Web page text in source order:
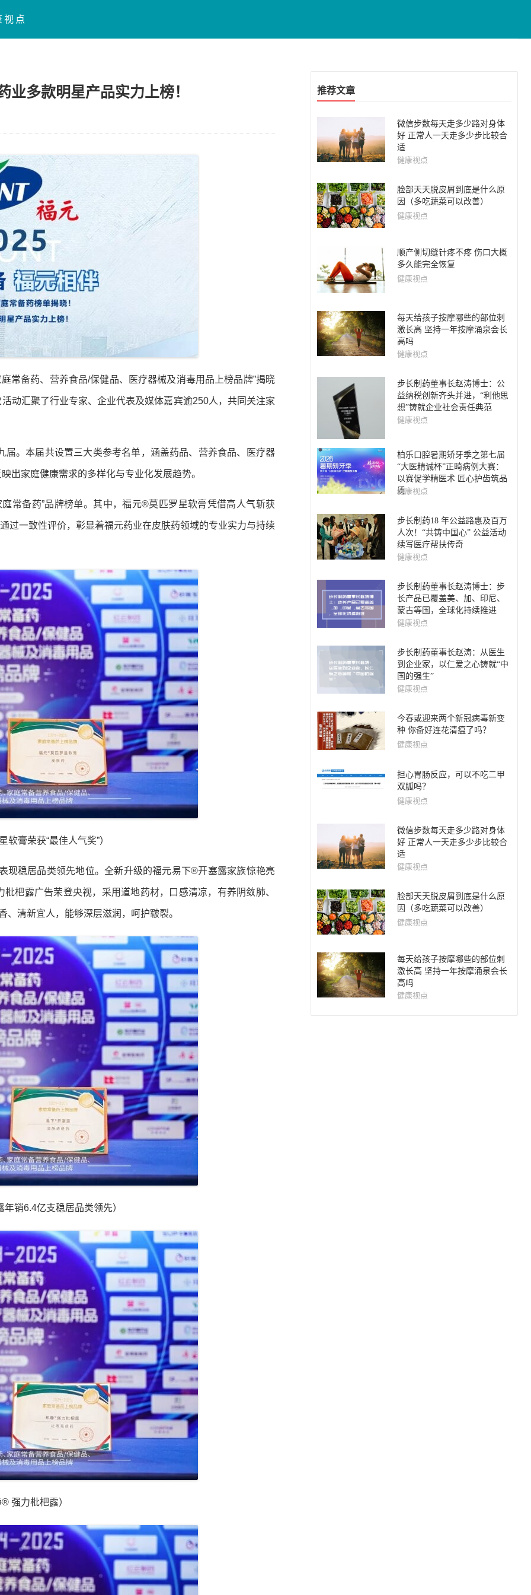
视点
多款明星产品实力上榜！
常备药、营养食品/保健品、医疗器械及消毒用品上榜品牌”揭晓
动汇聚了行业专家、企业代表及媒体嘉宾逾250人，共同关注家
。本届共设置三大类参考名单，涵盖药品、营养食品、医疗器
出家庭健康需求的多样化与专业化发展趋势。
常备药”品牌榜单。其中，福元®莫匹罗星软膏凭借高人气斩获
过一致性评价，彰显着福元药业在皮肤药领域的专业实力与持续
软膏荣获“最佳人气奖”）
现稳居品类领先地位。全新升级的福元易下®开塞露家族惊艳亮
杷露广告荣登央视，采用道地药材，口感清凉，有养阴敛肺、
清新宜人，能够深层滋润，呵护皲裂。
销6.4亿支稳居品类领先）
强力枇杷露）
推荐文章
微信步数每天走多少路对身体
好 正常人一天走多少步比较合
适
健康视点
脸部天天脱皮屑到底是什么原
因（多吃蔬菜可以改善）
健康视点
顺产侧切缝针疼不疼 伤口大概
多久能完全恢复
健康视点
每天给孩子按摩哪些的部位刺
激长高 坚持一年按摩涌泉会长
高吗
健康视点
步长制药董事长赵涛博士：公
益纳税创新齐头并进，“利他思
想”铸就企业社会责任典范
健康视点
柏乐口腔暑期矫牙季之第七届
“大医精诚杯”正畸病例大赛：
以赛促学精医术 匠心护齿筑品
质
健康视点
步长制药18 年公益路惠及百万
人次！“共铸中国心” 公益活动
续写医疗帮扶传奇
健康视点
步长制药董事长赵涛博士：步
长产品已覆盖美、加、印尼、
蒙古等国，全球化持续推进
健康视点
步长制药董事长赵涛：从医生
到企业家，以仁爱之心铸就“中
国的强生”
健康视点
今春或迎来两个新冠病毒新变
种 你备好连花清瘟了吗？
健康视点
担心胃肠反应，可以不吃二甲
双胍吗？
健康视点
微信步数每天走多少路对身体
好 正常人一天走多少步比较合
适
健康视点
脸部天天脱皮屑到底是什么原
因（多吃蔬菜可以改善）
健康视点
每天给孩子按摩哪些的部位刺
激长高 坚持一年按摩涌泉会长
高吗
健康视点